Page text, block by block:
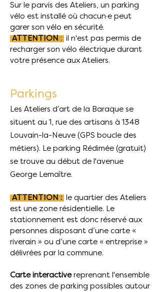
Sur le parvis des Ateliers, un parking
vélo est installé où chacun·e peut
garer son vélo en sécurité.
ATTENTION :
il n'est pas permis de
recharger son vélo électrique durant
votre présence aux Ateliers.
Parkings
Les Ateliers d’art de la Baraque se
situent au 1, rue des artisans à 1348
Louvain-la-Neuve (GPS boucle des
métiers). Le parking Rédimée (gratuit)
se trouve au début de l'avenue
George Lemaître.
ATTENTION :
le quartier des Ateliers
est une zone résidentielle. Le
stationnement est donc réservé aux
personnes disposant d’une carte «
riverain » ou d’une carte « entreprise »
délivrées par la commune.
Carte interactivereprenant l'ensemble
des zones de parking possibles autour